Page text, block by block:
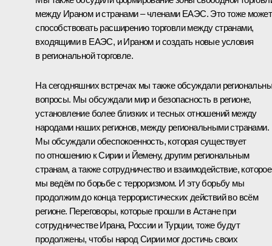
между Ираном и странами – членами ЕАЭС. Это тоже может
способствовать расширению торговли между странами,
входящими в ЕАЭС, и Ираном и создать новые условия
в региональной торговле.
На сегодняшних встречах мы также обсуждали
вопросы. Мы обсуждали мир и безопасность в регионе,
установление более близких и тесных отношений между
народами наших регионов, между региональными странами.
Мы обсуждали обеспокоенность, которая существует
по отношению к Сирии и Йемену, другим региональным
странам, а также сотрудничество и взаимодействие, которое
мы ведём по борьбе с терроризмом. И эту борьбу мы
продолжим до конца террористических действий во всём
регионе. Переговоры, которые прошли в Астане при
сотрудничестве Ирана, России и Турции, тоже будут
продолжены, чтобы народ Сирии мог достичь своих